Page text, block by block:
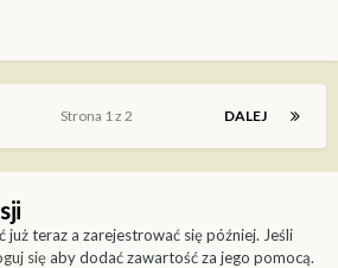
DALEJ
Strona 1 z 2
już teraz a zarejestrować się później. Jeśli
sięaby dodać zawartość za jego pomocą.